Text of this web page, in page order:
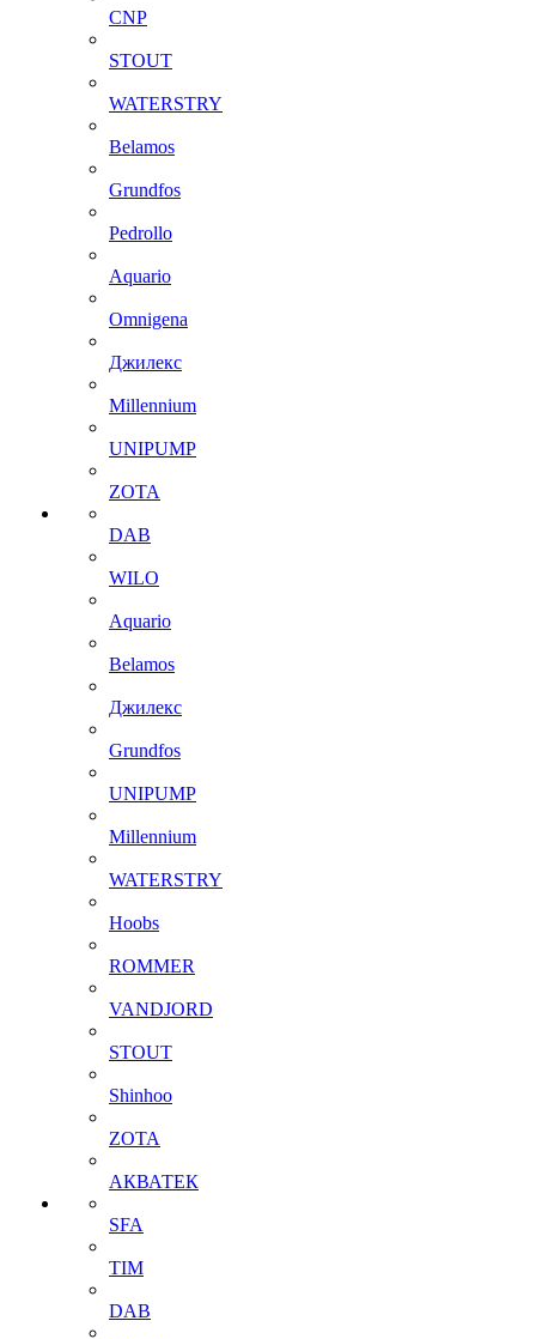
CNP
STOUT
WATERSTRY
Belamos
Grundfos
Pedrollo
Aquario
Omnigena
Джилекс
Millennium
UNIPUMP
ZOTA
DAB
WILO
Aquario
Belamos
Джилекс
Grundfos
UNIPUMP
Millennium
WATERSTRY
Hoobs
ROMMER
VANDJORD
STOUT
Shinhoo
ZOTA
АКВАТЕК
SFA
TIM
DAB